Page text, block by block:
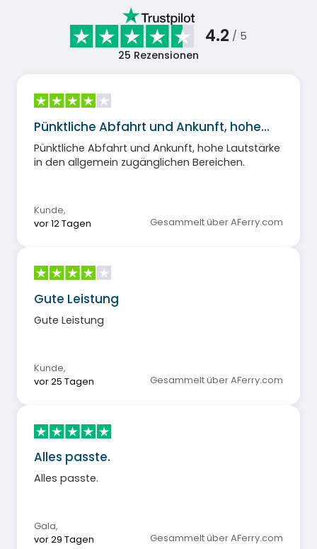
4.2 / 5
25 Rezensionen
Pünktliche Abfahrt und Ankunft, hohe…
Pünktliche Abfahrt und Ankunft, hohe Lautstärke
in den allgemein zugänglichen Bereichen.
Kunde,
vor 12 Tagen
Gesammelt über AFerry.com
Gute Leistung
Gute Leistung
Kunde,
vor 25 Tagen
Gesammelt über AFerry.com
Alles passte.
Alles passte.
Gala,
vor 29 Tagen
Gesammelt über AFerry.com